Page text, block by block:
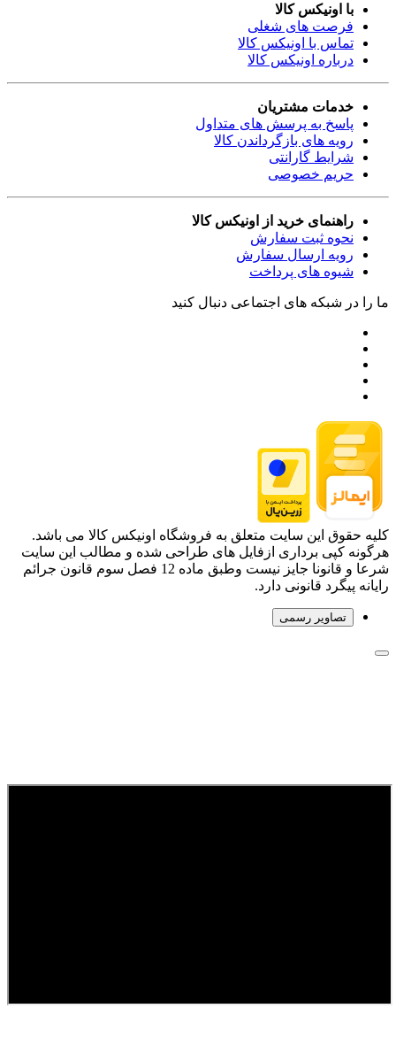
با اونیکس کالا
فرصت های شغلی
تماس با اونیکس کالا
درباره اونیکس کالا
خدمات مشتریان
پاسخ به پرسش های متداول
رویه های بازگرداندن کالا
شرایط گارانتی
حریم خصوصی
راهنمای خرید از اونیکس کالا
نحوه ثبت سفارش
رویه ارسال سفارش
شیوه های پرداخت
ما را در شبکه های اجتماعی دنبال کنید
کلیه حقوق این سایت متعلق به فروشگاه اونیکس کالا می باشد.
هرگونه کپی برداری ازفایل های طراحی شده و مطالب این سایت
شرعا و قانونا جایز نیست وطبق ماده 12 فصل سوم قانون جرائم
رایانه پیگرد قانونی دارد.
تصاویر رسمی